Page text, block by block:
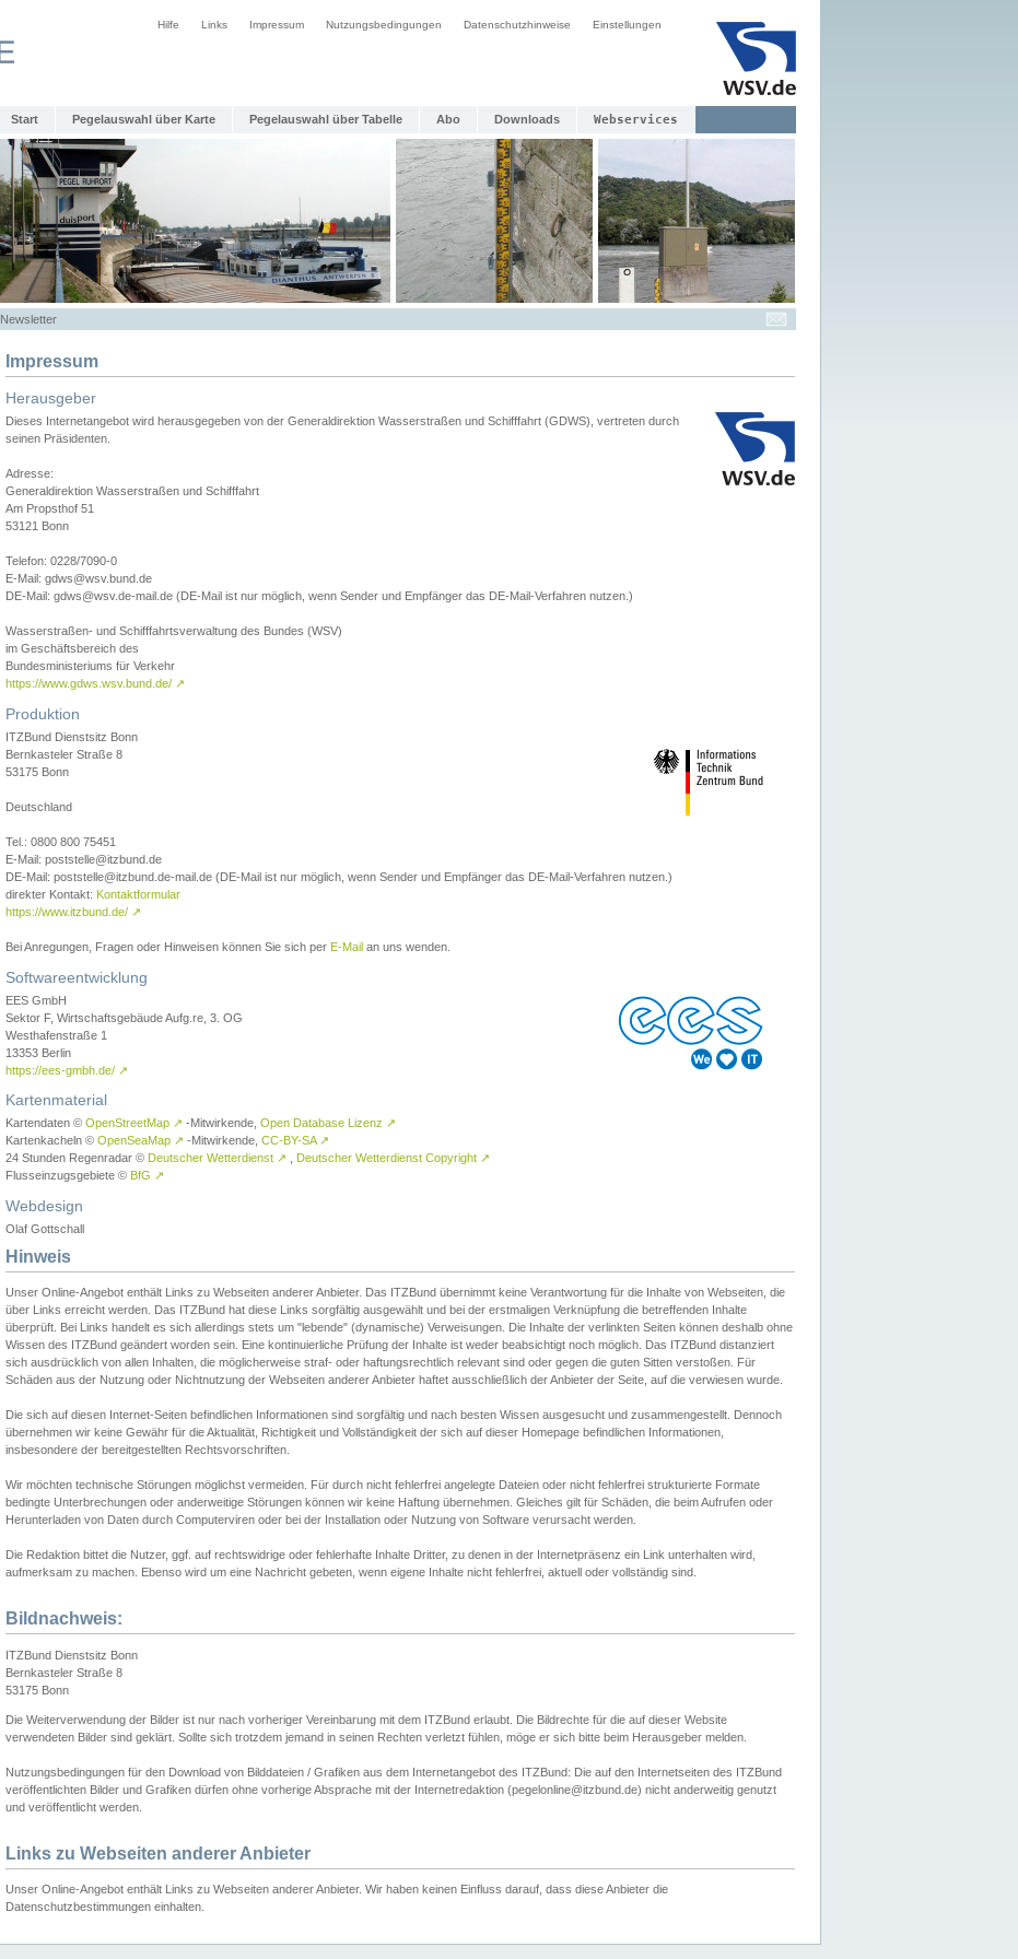
Hilfe Links Impressum Nutzungsbedingungen Datenschutzhinweise Einstellungen
Start Pegelauswahl über Karte Pegelauswahl über Tabelle Abo Downloads Webservices
Newsletter
Impressum
Herausgeber
Dieses Internetangebot wird herausgegeben von der Generaldirektion Wasserstraßen und Schifffahrt (GDWS), vertreten durch
seinen Präsidenten.
Adresse:
Generaldirektion Wasserstraßen und Schifffahrt
Am Propsthof 51
53121 Bonn
Telefon: 0228/7090-0
E-Mail: gdws@wsv.bund.de
DE-Mail: gdws@wsv.de-mail.de (DE-Mail ist nur möglich, wenn Sender und Empfänger das DE-Mail-Verfahren nutzen.)
Wasserstraßen- und Schifffahrtsverwaltung des Bundes (WSV)
im Geschäftsbereich des
Bundesministeriums für Verkehr
https://www.gdws.wsv.bund.de/ ↗
Produktion
ITZBund Dienstsitz Bonn
Bernkasteler Straße 8
53175 Bonn
Deutschland
Tel.: 0800 800 75451
E-Mail: poststelle@itzbund.de
DE-Mail: poststelle@itzbund.de-mail.de (DE-Mail ist nur möglich, wenn Sender und Empfänger das DE-Mail-Verfahren nutzen.)
direkter Kontakt: Kontaktformular
https://www.itzbund.de/ ↗
Bei Anregungen, Fragen oder Hinweisen können Sie sich per E-Mail an uns wenden.
Softwareentwicklung
EES GmbH
Sektor F, Wirtschaftsgebäude Aufg.re, 3. OG
Westhafenstraße 1
13353 Berlin
https://ees-gmbh.de/ ↗
Kartenmaterial
Kartendaten © OpenStreetMap ↗ -Mitwirkende, Open Database Lizenz ↗
Kartenkacheln © OpenSeaMap ↗ -Mitwirkende, CC-BY-SA ↗
24 Stunden Regenradar © Deutscher Wetterdienst ↗ Deutscher Wetterdienst Copyright ↗
Flusseinzugsgebiete © BfG ↗
Webdesign
Olaf Gottschall
Hinweis
Unser Online-Angebot enthält Links zu Webseiten anderer Anbieter. Das ITZBund übernimmt keine Verantwortung für die Inhalte von Webseiten, die
über Links erreicht werden. Das ITZBund hat diese Links sorgfältig ausgewählt und bei der erstmaligen Verknüpfung die betreffenden Inhalte
überprüft. Bei Links handelt es sich allerdings stets um "lebende" (dynamische) Verweisungen. Die Inhalte der verlinkten Seiten können deshalb ohne
Wissen des ITZBund geändert worden sein. Eine kontinuierliche Prüfung der Inhalte ist weder beabsichtigt noch möglich. Das ITZBund distanziert
sich ausdrücklich von allen Inhalten, die möglicherweise straf- oder haftungsrechtlich relevant sind oder gegen die guten Sitten verstoßen. Für
Schäden aus der Nutzung oder Nichtnutzung der Webseiten anderer Anbieter haftet ausschließlich der Anbieter der Seite, auf die verwiesen wurde.
Die sich auf diesen Internet-Seiten befindlichen Informationen sind sorgfältig und nach besten Wissen ausgesucht und zusammengestellt. Dennoch
übernehmen wir keine Gewähr für die Aktualität, Richtigkeit und Vollständigkeit der sich auf dieser Homepage befindlichen Informationen,
insbesondere der bereitgestellten Rechtsvorschriften.
Wir möchten technische Störungen möglichst vermeiden. Für durch nicht fehlerfrei angelegte Dateien oder nicht fehlerfrei strukturierte Formate
bedingte Unterbrechungen oder anderweitige Störungen können wir keine Haftung übernehmen. Gleiches gilt für Schäden, die beim Aufrufen oder
Herunterladen von Daten durch Computerviren oder bei der Installation oder Nutzung von Software verursacht werden.
Die Redaktion bittet die Nutzer, ggf. auf rechtswidrige oder fehlerhafte Inhalte Dritter, zu denen in der Internetpräsenz ein Link unterhalten wird,
aufmerksam zu machen. Ebenso wird um eine Nachricht gebeten, wenn eigene Inhalte nicht fehlerfrei, aktuell oder vollständig sind.
Bildnachweis:
ITZBund Dienstsitz Bonn
Bernkasteler Straße 8
53175 Bonn
Die Weiterverwendung der Bilder ist nur nach vorheriger Vereinbarung mit dem ITZBund erlaubt. Die Bildrechte für die auf dieser Website
verwendeten Bilder sind geklärt. Sollte sich trotzdem jemand in seinen Rechten verletzt fühlen, möge er sich bitte beim Herausgeber melden.
Nutzungsbedingungen für den Download von Bilddateien / Grafiken aus dem Internetangebot des ITZBund: Die auf den Internetseiten des ITZBund
veröffentlichten Bilder und Grafiken dürfen ohne vorherige Absprache mit der Internetredaktion (pegelonline@itzbund.de) nicht anderweitig genutzt
und veröffentlicht werden.
Links zu Webseiten anderer Anbieter
Unser Online-Angebot enthält Links zu Webseiten anderer Anbieter. Wir haben keinen Einfluss darauf, dass diese Anbieter die
Datenschutzbestimmungen einhalten.